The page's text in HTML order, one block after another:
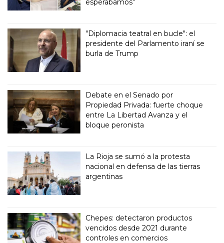
esperábamos”
"Diplomacia teatral en bucle": el
presidente del Parlamento iraní se
burla de Trump
Debate en el Senado por
Propiedad Privada: fuerte choque
entre La Libertad Avanza y el
bloque peronista
La Rioja se sumó a la protesta
nacional en defensa de las tierras
argentinas
Chepes: detectaron productos
vencidos desde 2021 durante
controles en comercios